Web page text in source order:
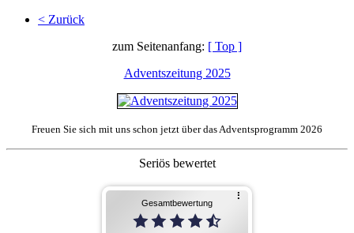
< Zurück
zum Seitenanfang: [ Top ]
Adventszeitung 2025
Freuen Sie sich mit uns schon jetzt über das Adventsprogramm 2026
Seriös bewertet